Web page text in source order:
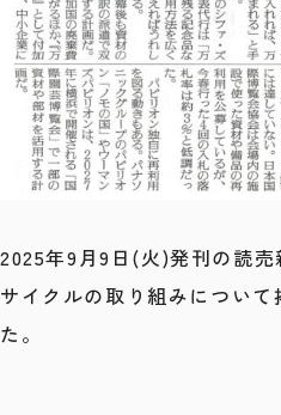
2025年9月9日(火)発刊の読
サイクルの取り組みについて
た。